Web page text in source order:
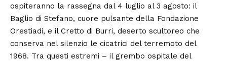
ospiteranno la rassegna dal 4 luglio al 3 agosto: il
Baglio di Stefano, cuore pulsante della Fondazione
Orestiadi, e il Cretto di Burri, deserto scultoreo che
conserva nel silenzio le cicatrici del terremoto del
1968. Tra questi estremi – il grembo ospitale del